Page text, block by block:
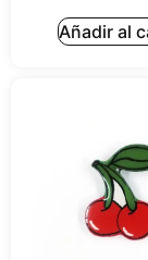
Añadir al